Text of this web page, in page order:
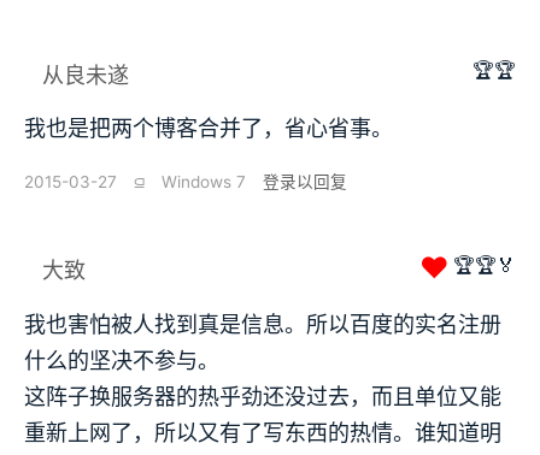
从良未遂 🏆🏆
我也是把两个博客合并了，省心省事。
2015-03-27 ⫑ Windows 7 登录以回复
大致 ❤ 🏆🏆🏅
我也害怕被人找到真是信息。所以百度的实名注册
什么的坚决不参与。
这阵子换服务器的热乎劲还没过去，而且单位又能
重新上网了，所以又有了写东西的热情。谁知道明